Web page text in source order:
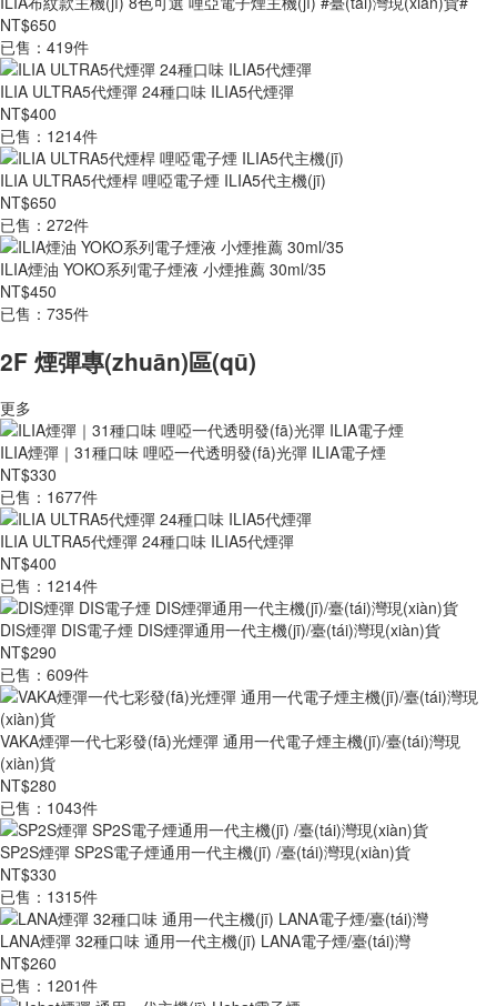
NT$650
已售：419件
ILIA ULTRA5代煙彈 24種口味 ILIA5代煙彈
NT$400
已售：1214件
ILIA ULTRA5代煙桿 哩啞電子煙 ILIA5代主機(jī)
NT$650
已售：272件
ILIA煙油 YOKO系列電子煙液 小煙推薦 30ml/35
NT$450
已售：735件
2F 煙彈專(zhuān)區(qū)
更多
ILIA煙彈｜31種口味 哩啞一代透明發(fā)光彈 ILIA電子煙
NT$330
已售：1677件
ILIA ULTRA5代煙彈 24種口味 ILIA5代煙彈
NT$400
已售：1214件
DIS煙彈 DIS電子煙 DIS煙彈通用一代主機(jī)/臺(tái)灣現(xiàn)貨
NT$290
已售：609件
VAKA煙彈一代七彩發(fā)光煙彈 通用一代電子煙主機(jī)/臺(tái)灣現
(xiàn)貨
NT$280
已售：1043件
SP2S煙彈 SP2S電子煙通用一代主機(jī) /臺(tái)灣現(xiàn)貨
NT$330
已售：1315件
LANA煙彈 32種口味 通用一代主機(jī) LANA電子煙/臺(tái)灣
NT$260
已售：1201件